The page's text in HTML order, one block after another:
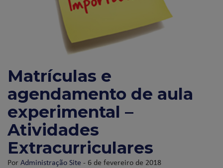
Matrículas e
agendamento de aula
experimental –
Atividades
Extracurriculares
PorAdministração Site - 6 de fevereiro de 2018